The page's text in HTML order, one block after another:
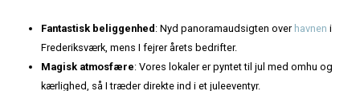
Julefrokost med udsigt og atmosfære
Kære virksomhedsledere og festudvalg,